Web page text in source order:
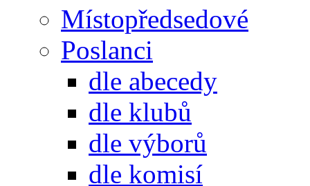
Místopředsedové
Poslanci
dle abecedy
dle klubů
dle výborů
dle komisí